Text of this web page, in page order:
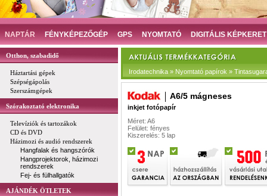
NAPTÁR FÉNYKÉPEZŐGÉP GPS NYOMTATÓ DIGITÁLIS KÉPKERET
Otthon, szabadidő
Háztartási gépek
Szépségápolás
Szerszámgépek
Szórakoztató elektronika
Televíziók és tartozákok
CD és DVD
Házimozi és audió rendszerek
Hangfalak és hangszórók
Hangprojektorok, házimozi
rendszerek
Fej- és fülhallgatók
AJÁNDÉK ÖTLETEK
Irodatechnika » Nyomtató papírok »
A6/5 mágneses
inkjet fotópapír
Méret: A6
Felület: fényes
Kiszerelés: 5 lap